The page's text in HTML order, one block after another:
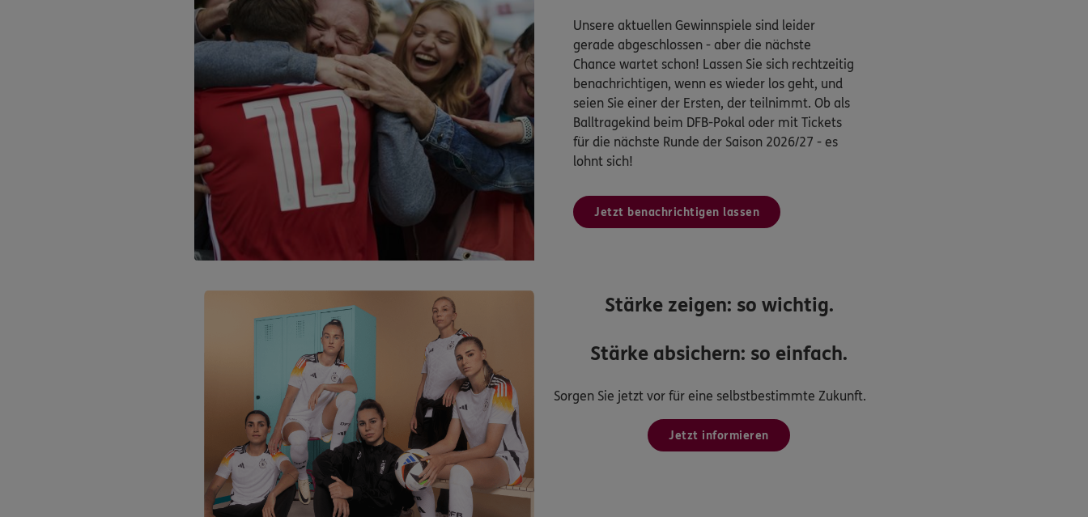
Unsere aktuellen Gewinnspiele sind leider
gerade abgeschlossen - aber die nächste
Chance wartet schon! Lassen Sie sich rechtzeitig
benachrichtigen, wenn es wieder los geht, und
seien Sie einer der Ersten, der teilnimmt. Ob als
Balltragekind beim DFB-Pokal oder mit Tickets
für die nächste Runde der Saison 2026/27 - es
lohnt sich!
Jetzt benachrichtigen lassen
Stärke zeigen: so wichtig.
Stärke absichern: so einfach.
Sorgen Sie jetzt vor für eine selbstbestimmte Zukunft.
Jetzt informieren